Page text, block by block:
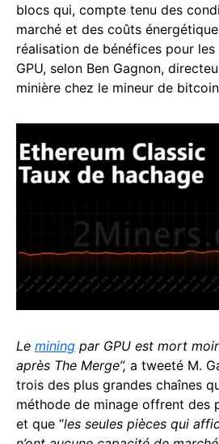
blocs qui, compte tenu des
marché et des coûts
réalisation de bénéfices pour
GPU, selon Ben Gagnon,
minière chez le mineur de
Le mining par GPU est mort
après The Merge”, a tweeté M.
trois des plus grandes chaînes
méthode de minage offrent des
et que “les seules pièces qui